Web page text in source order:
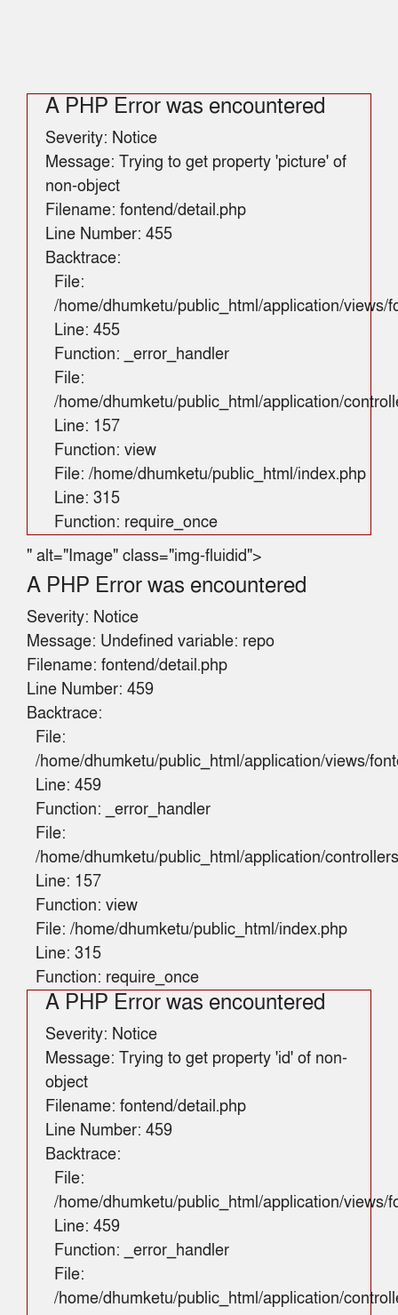
A PHP Error was encountered
Severity: Notice
Message: Trying to get property 'picture' of
non-object
Filename: fontend/detail.php
Line Number: 455
Backtrace:
File:
/home/dhumketu/public_html/application/views/
Line: 455
Function: _error_handler
File:
/home/dhumketu/public_html/application/
Line: 157
Function: view
File: /home/dhumketu/public_html/index.php
Line: 315
Function: require_once
" alt="Image" class="img-fluidid">
A PHP Error was encountered
Severity: Notice
Message: Undefined variable: repo
Filename: fontend/detail.php
Line Number: 459
Backtrace:
File:
/home/dhumketu/public_html/application/views/
Line: 459
Function: _error_handler
File:
/home/dhumketu/public_html/application/
Line: 157
Function: view
File: /home/dhumketu/public_html/index.php
Line: 315
Function: require_once
A PHP Error was encountered
Severity: Notice
Message: Trying to get property 'id' of non-
object
Filename: fontend/detail.php
Line Number: 459
Backtrace:
File:
/home/dhumketu/public_html/application/views/
Line: 459
Function: _error_handler
File:
/home/dhumketu/public_html/application/